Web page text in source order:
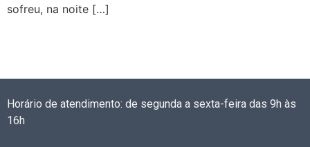
sofreu, na noite […]
Horário de atendimento: de segunda a sexta-feira das 9h às
16h